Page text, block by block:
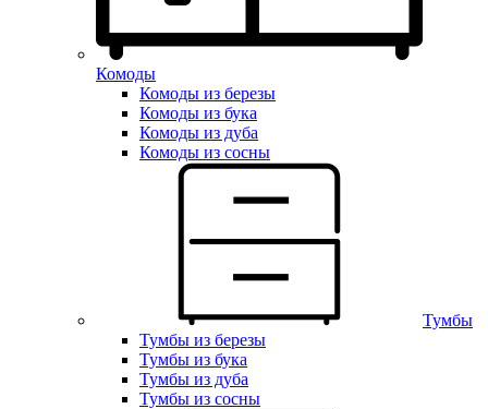
Комоды
Комоды из березы
Комоды из бука
Комоды из дуба
Комоды из сосны
Тумбы
Тумбы из березы
Тумбы из бука
Тумбы из дуба
Тумбы из сосны